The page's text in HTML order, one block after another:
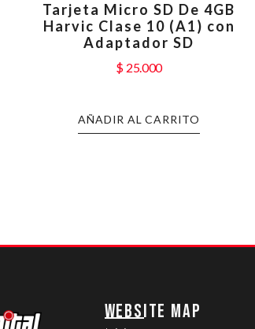
Tarjeta Micro SD De 4GB
Harvic Clase 10 (A1) con
Adaptador SD
$ 25.000
AÑADIR AL CARRITO
WEBSITE MAP